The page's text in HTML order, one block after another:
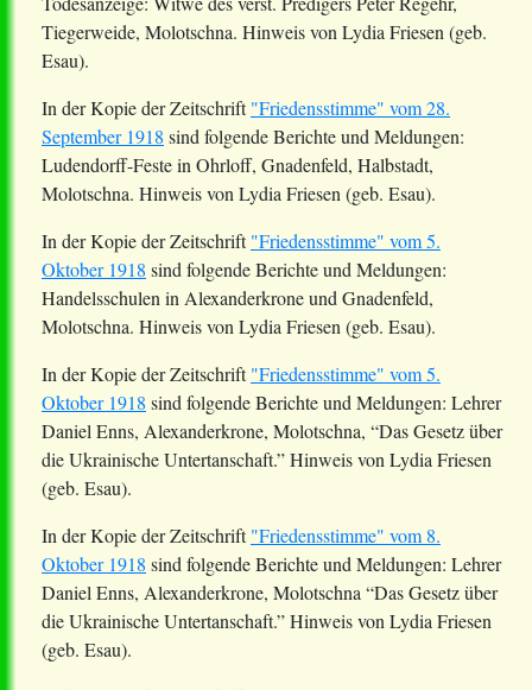
Tiegerweide, Molotschna. Hinweis von Lydia Friesen (geb.
Esau).
In der Kopie der Zeitschrift"Friedensstimme" vom 28.
September 1918 sind folgende Berichte und Meldungen:
Ludendorff-Feste inOhrloff, Gnadenfeld, Halbstadt,
Molotschna. Hinweis von Lydia Friesen (geb. Esau).
In der Kopie der Zeitschrift"Friedensstimme" vom 5.
Oktober 1918 sind folgende Berichte und Meldungen:
Handelsschulen in Alexanderkrone und Gnadenfeld,
Molotschna. Hinweis von Lydia Friesen (geb. Esau).
In der Kopie der Zeitschrift"Friedensstimme" vom 5.
Oktober 1918 sind folgende Berichte und Meldungen: Lehrer
Daniel Enns, Alexanderkrone, Molotschna, “Das Gesetz über
die UkrainischeUntertanschaft.” Hinweis von Lydia Friesen
(geb. Esau).
In der Kopie der Zeitschrift"Friedensstimme" vom 8.
Oktober 1918 sind folgende Berichte und Meldungen: Lehrer
Daniel Enns, Alexanderkrone, Molotschna “Das Gesetz über
die UkrainischeUntertanschaft.” Hinweis von Lydia Friesen
(geb. Esau).